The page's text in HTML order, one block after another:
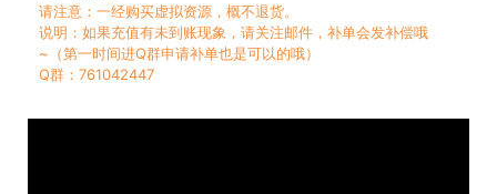
请注意：一经购买虚拟资源，概不退货。
说明：如果充值有未到账现象，请关注邮件，补单会发补偿哦
~（第一时间进Q群申请补单也是可以的哦）
Q群：761042447